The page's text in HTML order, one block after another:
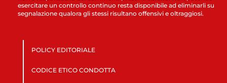
esercitare un controllo continuo resta disponibile ad eliminarli su
segnalazione qualora gli stessi risultano offensivi e oltraggiosi.
POLICY EDITORIALE
CODICE ETICO CONDOTTA